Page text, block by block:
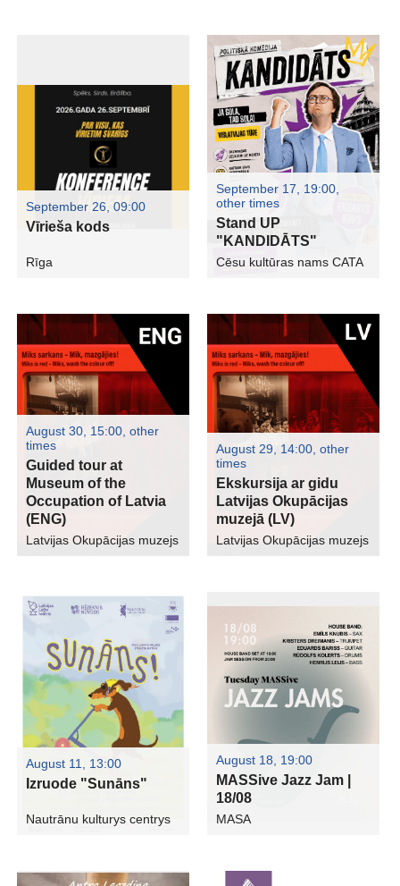
September 26, 09:00
Vīrieša kods
Rīga
September 17, 19:00
other times
Stand UP
"KANDIDĀTS"
Cēsu kultūras nams CATA
August 30, 15:00 other
times
Guided tour at
Museum of the
Occupation of Latvia
(ENG)
Latvijas Okupācijas muzejs
August 29, 14:00 ,other
times
Ekskursija ar gidu
Latvijas Okupācijas
muzejā (LV)
Latvijas Okupācijas muzejs
August 11, 13:00
Izruode "Sunāns"
Nautrānu kulturys centrys
August 18, 19:00
MASSive Jazz Jam |
18/08
MASA